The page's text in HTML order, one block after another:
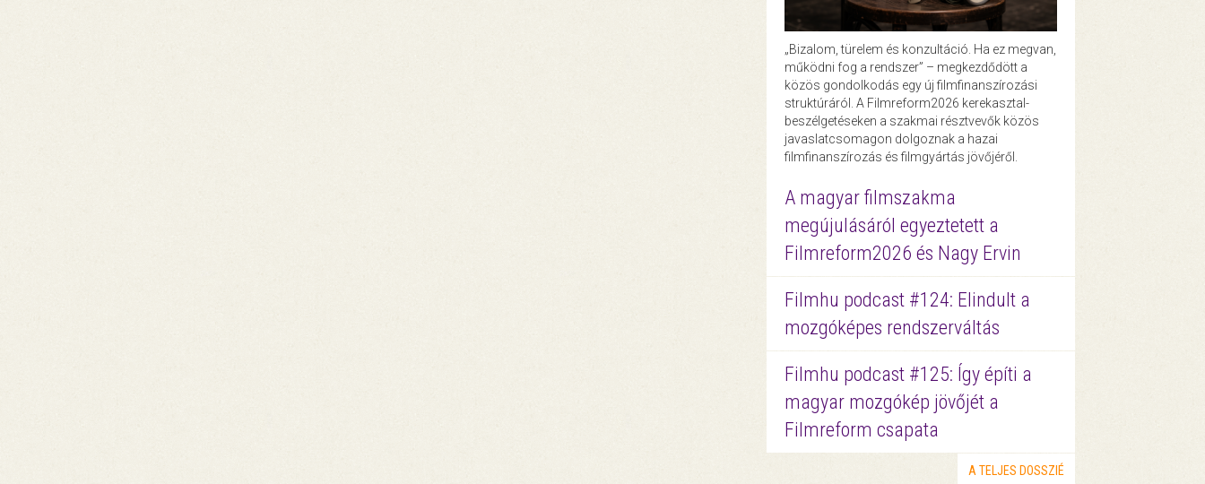
„Bizalom, türelem és konzultáció. Ha ez megvan,
működni fog a rendszer” – megkezdődött a
közös gondolkodás egy új filmfinanszírozási
struktúráról. A Filmreform2026 kerekasztal-
beszélgetéseken a szakmai résztvevők közös
javaslatcsomagon dolgoznak a hazai
filmfinanszírozás és filmgyártás jövőjéről.
A magyar filmszakma
megújulásáról egyeztetett a
Filmreform2026 és Nagy Ervin
Filmhu podcast #124: Elindult a
mozgóképes rendszerváltás
Filmhu podcast #125: Így építi a
magyar mozgókép jövőjét a
Filmreform csapata
A TELJES DOSSZIÉ